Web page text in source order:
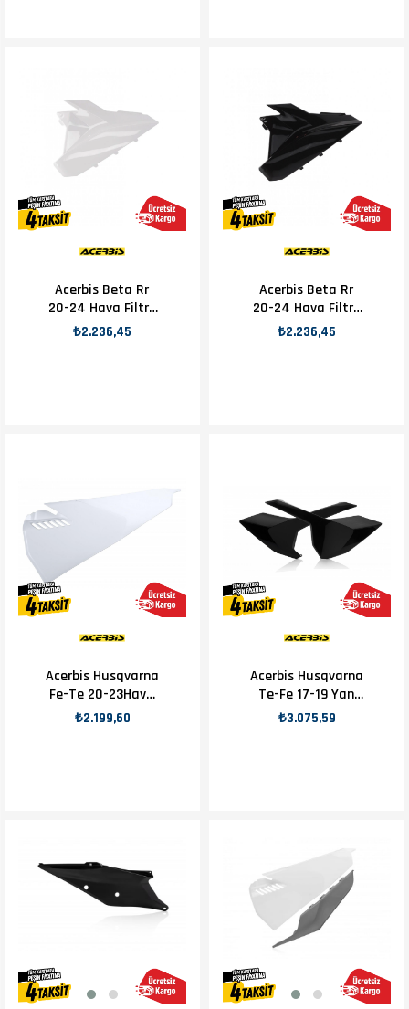
Acerbis Beta Rr
20-24 Hava Filtre
Kapağı Beyaz
₺2.236,45
Acerbis Beta Rr
20-24 Hava Filtre
Kapağı Siyah
₺2.236,45
Acerbis Husqvarna
Fe-Te 20-23Hava
Filtre Kapağı
₺2.199,60
Acerbis Husqvarna
Te-Fe 17-19 Yan
Numaratör Siyah
₺3.075,59